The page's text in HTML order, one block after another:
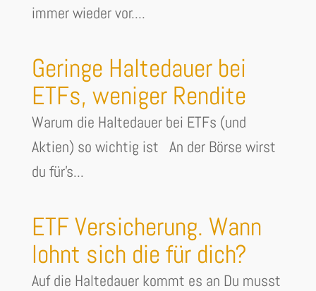
immer wieder vor....
Geringe Haltedauer bei
ETFs, weniger Rendite
Warum die Haltedauer bei ETFs (und
Aktien) so wichtig ist An der Börse wirst
du für's...
ETF Versicherung. Wann
lohnt sich die für dich?
Auf die Haltedauer kommt es an Du musst